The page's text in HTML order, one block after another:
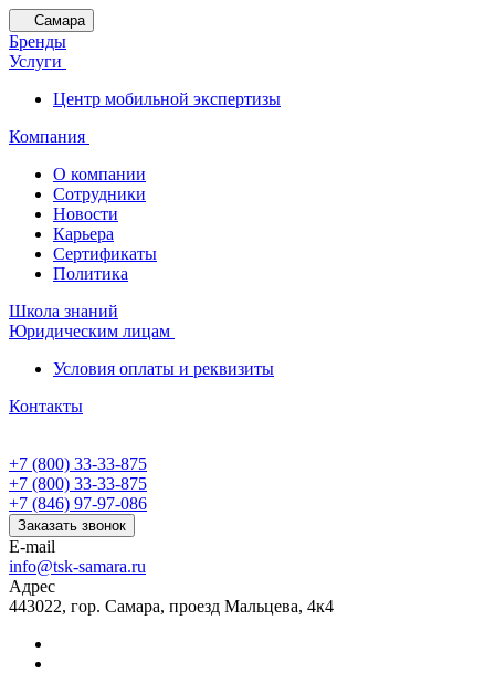
Самара
Бренды
Услуги
Центр мобильной экспертизы
Компания
О компании
Сотрудники
Новости
Карьера
Сертификаты
Политика
Школа знаний
Юридическим лицам
Условия оплаты и реквизиты
Контакты
+7 (800) 33-33-875
+7 (800) 33-33-875
+7 (846) 97-97-086
Заказать звонок
E-mail
info@tsk-samara.ru
Адрес
443022, гор. Самара, проезд Мальцева, 4к4